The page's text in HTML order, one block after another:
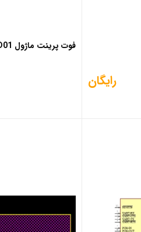
رایگان
فوت پرینت ماژول RFID01